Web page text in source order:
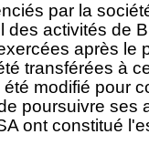
par la
des activités de
après le
transférées à
modifié pour
poursuivre ses
ont constitué